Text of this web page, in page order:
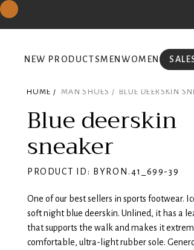
NEW PRODUCTSMENWOMEN
HOME / MAN SHOES / BLUE DEERSKIN
Blue deerskin
sneaker
PRODUCT ID: BYRON.41_699-39
One of our best sellers in sports footwear.
soft night blue deerskin. Unlined, it has a
that supports the walk and makes it
comfortable, ultra-light rubber sole.